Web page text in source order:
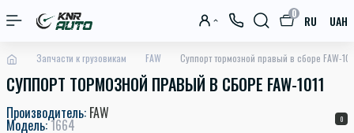
0 RU UAH
Запчасти к грузовикам FAW Суппорт тормозной правый в сборе FAW-
СУППОРТ ТОРМОЗНОЙ ПРАВЫЙ В СБОРЕ FAW-1011
Производитель: FAW
Модель:1664 0